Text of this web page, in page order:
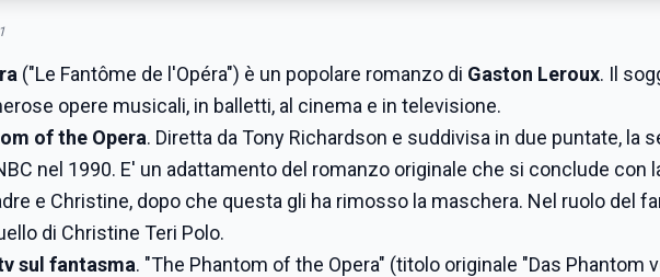
("Le Fantôme de l'Opéra") è un popolare romanzo di Gaston Leroux. Il
opere musicali, in balletti, al cinema e in televisione.
of the Opera. Diretta da Tony Richardson e suddivisa in due puntate, la
nel 1990. E' un adattamento del romanzo originale che si conclude con
e Christine, dopo che questa gli ha rimosso la maschera. Nel ruolo del
di Christine Teri Polo.
sul fantasma. "The Phantom of the Opera" (titolo originale "Das Phantom